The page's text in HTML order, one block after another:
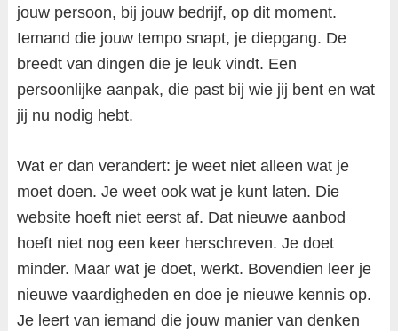
jouw persoon, bij jouw bedrijf, op dit moment.
Iemand die jouw tempo snapt, je diepgang. De
breedt van dingen die je leuk vindt. Een
persoonlijke aanpak, die past bij wie jij bent en wat
jij nu nodig hebt.
Wat er dan verandert: je weet niet alleen wat je
moet doen. Je weet ook wat je kunt laten. Die
website hoeft niet eerst af. Dat nieuwe aanbod
hoeft niet nog een keer herschreven. Je doet
minder. Maar wat je doet, werkt. Bovendien leer je
nieuwe vaardigheden en doe je nieuwe kennis op.
Je leert van iemand die jouw manier van denken